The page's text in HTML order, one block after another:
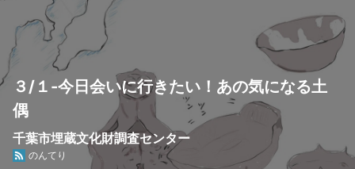
３/１-今日会いに行きたい！あの気になる土
偶
千葉市埋蔵文化財調査センター
のんてり